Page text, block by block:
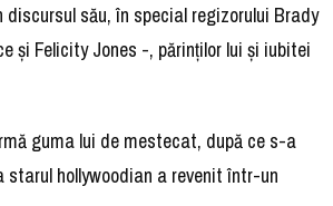
său, în special regizorului Brady
şi Felicity Jones -, părinţilor lui şi iubitei
guma lui de mestecat, după ce s-a
hollywoodian a revenit într-un